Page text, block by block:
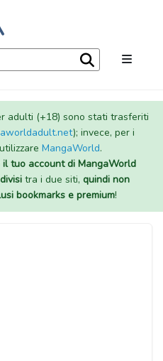
adulti (+18) sono stati trasferiti
); invece, per i
MangaWorld.
tuo account di MangaWorld
tra i due siti, quindi non
bookmarks e premium!